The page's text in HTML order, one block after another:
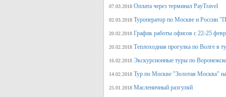
07.03.2018 Оплата через терминал PayTravel
02.03.2018 Туроператор по Москве и России
20.02.2018 График работы офисов с 22-25
20.02.2018 Теплоходная прогулка по Волге в
16.02.2018 Экскурсионные туры по
14.02.2018 Тур по Москве "Золотая Москва"
25.01.2018 Масленичный разгуляй